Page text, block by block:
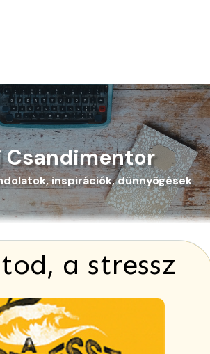
Csandimentor
inspirációk, dünnyögések
a stressz